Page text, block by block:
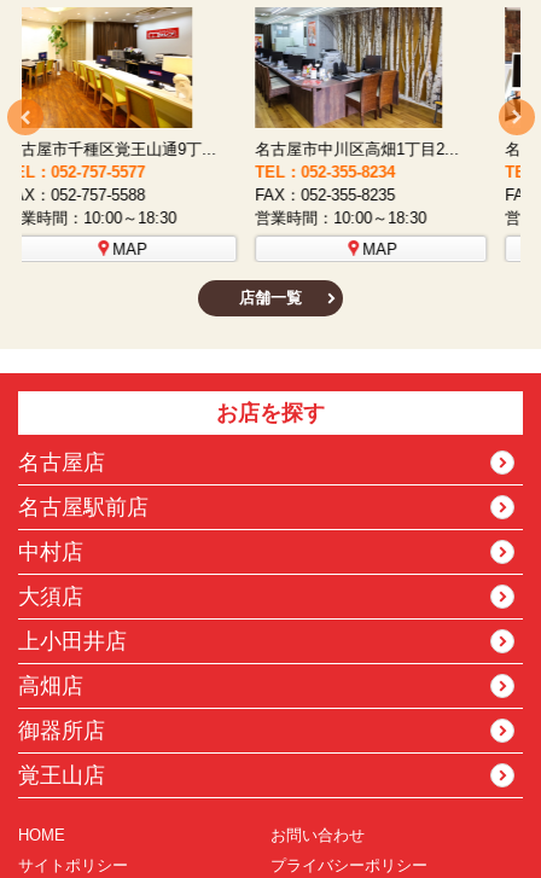
名古屋市西区八筋町277 ...
TEL：052-508-5933
FAX：052-508-5930
営業時間：10:00～18:30
MAP
名古屋市中村区太閤通9-1...
TEL：052-481-0853
FAX：052-481-3587
営業時間：10:00～18:30
MAP
店舗一覧
お店を探す
名古屋店
名古屋駅前店
中村店
大須店
上小田井店
高畑店
御器所店
覚王山店
HOME
お問い合わせ
サイトポリシー
プライバシーポリシー